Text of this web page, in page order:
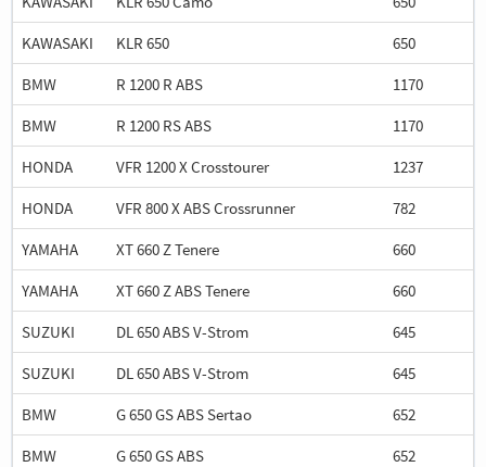
KAWASAKI
KLR 650
650
BMW
R 1200 R ABS
1170
BMW
R 1200 RS ABS
1170
HONDA
VFR 1200 X Crosstourer
1237
HONDA
VFR 800 X ABS Crossrunner
782
YAMAHA
XT 660 Z Tenere
660
YAMAHA
XT 660 Z ABS Tenere
660
SUZUKI
DL 650 ABS V-Strom
645
SUZUKI
DL 650 ABS V-Strom
645
BMW
G 650 GS ABS Sertao
652
BMW
G 650 GS ABS
652